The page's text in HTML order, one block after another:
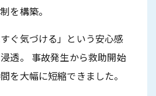
を構築。
すぐ気づける」という安心感
透。 事故発生から救助開始
を大幅に短縮できました。